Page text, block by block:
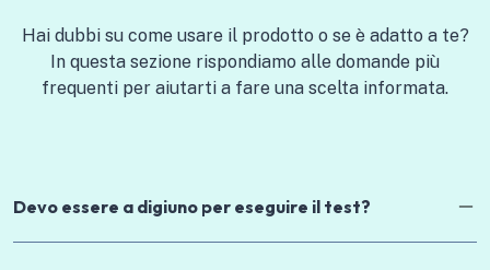
Hai dubbi su come usare il prodotto o se è adatto a te?
In questa sezione rispondiamo alle domande più
frequenti per aiutarti a fare una scelta informata.
Devo essere a digiuno per eseguire il test?